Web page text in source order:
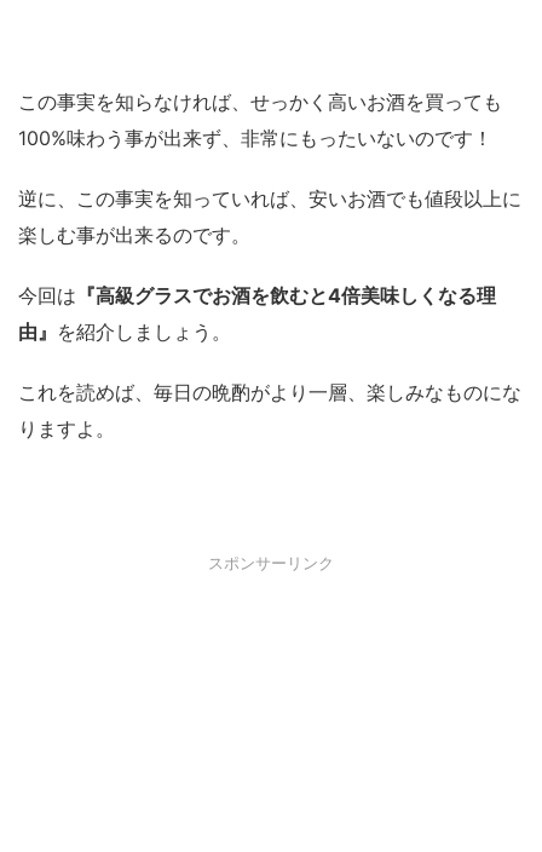
この事実を知らなければ、せっかく高いお酒を買っても
100%味わう事が出来ず、非常にもったいないのです！
逆に、この事実を知っていれば、安いお酒でも値段以上に
楽しむ事が出来るのです。
今回は 『高級グラスでお酒を飲むと4倍美味しくなる理
由』 を紹介しましょう。
これを読めば、毎日の晩酌がより一層、楽しみなものにな
りますよ。
スポンサーリンク